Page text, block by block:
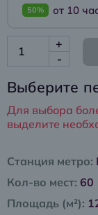
50% от 10
+
-
Выберите
Для выбора
выделите
Станция метро:
Кол-во мест: 60
Площадь (м²):